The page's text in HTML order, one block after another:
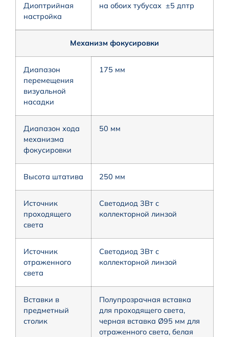
Диоптрийная
настройка
на обоих тубусах ±5 дптр
Механизм фокусировки
Диапазон
перемещения
визуальной
насадки
175 мм
Диапазон хода
механизма
фокусировки
50 мм
Высота штатива 250 мм
Источник
проходящего
света
Светодиод 3Вт с
коллекторной линзой
Источник
отраженного
света
Светодиод 3Вт с
коллекторной линзой
Вставки в
предметный
столик
Полупрозрачная вставка
для проходящего света,
черная вставка Ø95 мм для
отраженного света, белая